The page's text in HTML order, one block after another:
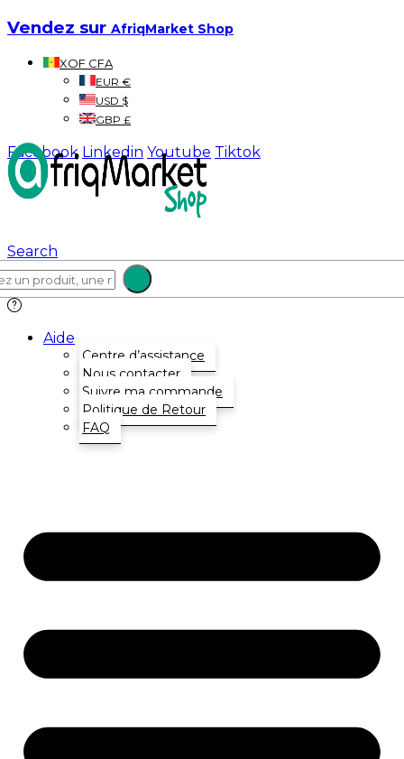
Vendez sur AfriqMarket Shop
XOF CFA
EUR €
USD $
GBP £
Facebook Linkedin Youtube Tiktok
Search
Aide
Centre d’assistance
Nous contacter
Suivre ma commande
Politique de Retour
FAQ